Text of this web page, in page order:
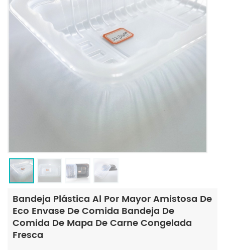
Bandeja Plástica Al Por Mayor Amistosa De
Eco Envase De Comida Bandeja De
Comida De Mapa De Carne Congelada
Fresca